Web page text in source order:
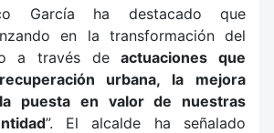
García ha destacado que
en la transformación del
a través deactuaciones que
urbana, la mejora
puesta en valor de nuestras
”. El alcalde ha señalado